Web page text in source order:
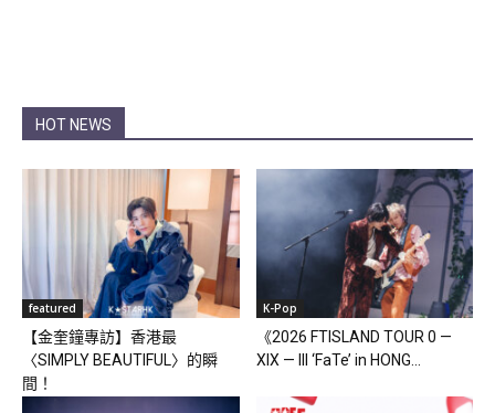
HOT NEWS
featured
【金奎鐘專訪】香港最
〈SIMPLY BEAUTIFUL〉的瞬
間！
K-Pop
《2026 FTISLAND TOUR 0 —
XIX — III ‘FaTe’ in HONG...